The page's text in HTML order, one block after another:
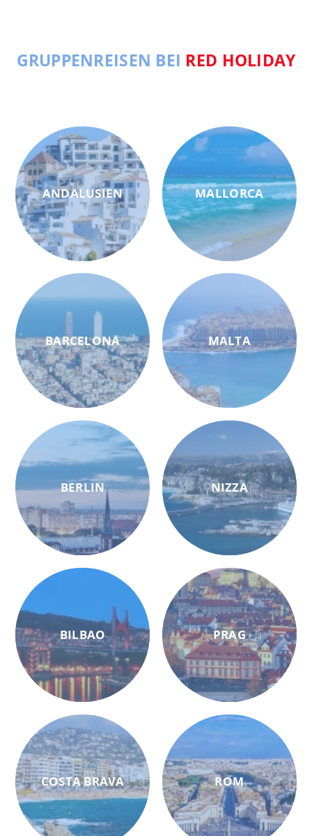
GRUPPENREISEN BEI RED HOLIDAY
ANDALUSIEN
BARCELONA
BERLIN
BILBAO
COSTA BRAVA
MALLORCA
MALTA
NIZZA
PRAG
ROM